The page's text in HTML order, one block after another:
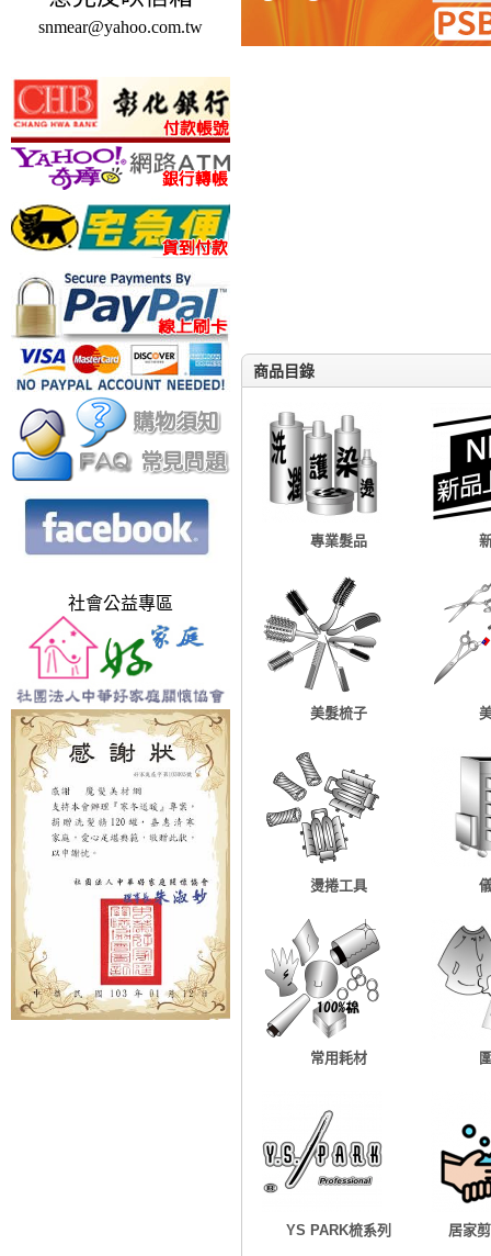
snmear@yahoo.com.tw
社會公益專區
商品目錄
專業髮品
美髮梳子
燙捲工具
常用耗材
YS PARK梳系列 居家